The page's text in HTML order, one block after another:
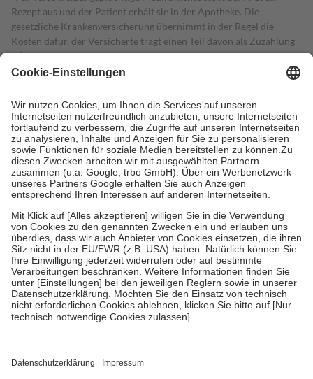
Rezept aus und der Patient erhält sie in der Apotheke. Die
gesetzliche Krankenversicherung übernimmt in der Regel die
Kosten dafür, der Versicherte trägt einen Teil davon als Zuzahlung
mit.
Grundsätzlich leisten Mitglieder Zuzahlungen in Höhe von zehn
höchstens zehn Euro.
Es sind jedoch nie mehr als die tatsächlichen
Kosten der Leistung zu entrichten.
Diese Regeln gelten grundsätzlich auch für Online-Apotheken.
Bei Heilmitteln und häuslicher Krankenpflege beträgt die
Zuzahlung zehn Prozent der Kosten sowie zehn Euro je
Verordnung.
Um das Engagement der Versicherten für ihre eigene Gesundheit zu
stärken und die besondere Stellung der Familie zu unterstützen,
fallenkeine Zuzahlungenan bei:
• Kindern und Jugendlichen bis zum vollendeten 18. Lebensjahr
mit Ausnahme der Fahrkosten
• Untersuchungen zur Vorsorge und Früherkennung, die von der
GKV getragen werden
• empfohlenen Schutzimpfungen
• Harn- und Blutteststreifen
getroffen, um sicherzustellen, dass es sich um echte Bewertungen